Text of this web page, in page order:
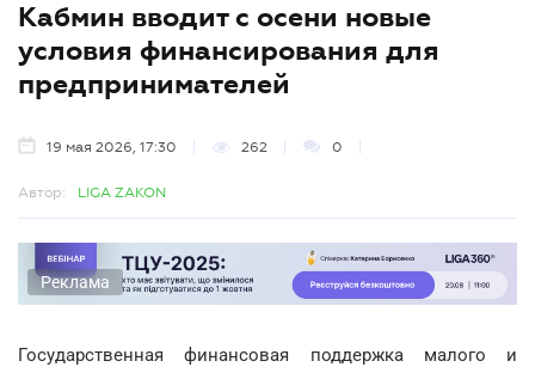
Кабмин вводит с осени новые
условия финансирования для
предпринимателей
19 мая 2026, 17:30 262 0
Автор: LIGA ZAKON
Реклама
Государственная финансовая поддержка малого и